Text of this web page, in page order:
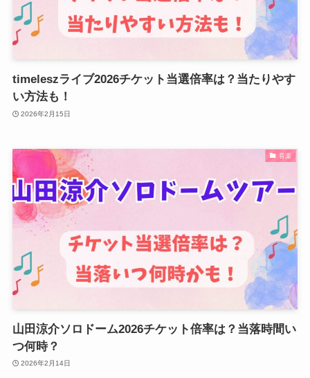
timeleszライブ2026チケット当選倍率は？当たりやす
い方法も！
2026年2月15日
音楽
山田涼介ソロドーム2026チケット倍率は？当落時間い
つ何時？
2026年2月14日